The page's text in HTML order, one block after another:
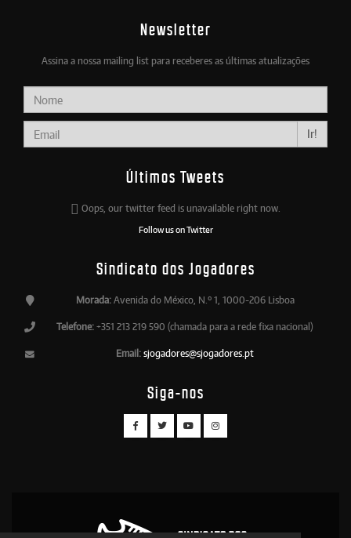
Newsletter
Assina a nossa mailing list para receberes as últimas atualizações
Ir!
Últimos Tweets
Oops, our twitter feed is unavailable right now.
Follow us on Twitter
Sindicato dos Jogadores
Morada:Avenida do México, N.º 1, 1000-206 Lisboa
Telefone: +351 213 219 590 (chamada para a rede fixa nacional)
Email: sjogadores@sjogadores.pt
Siga-nos